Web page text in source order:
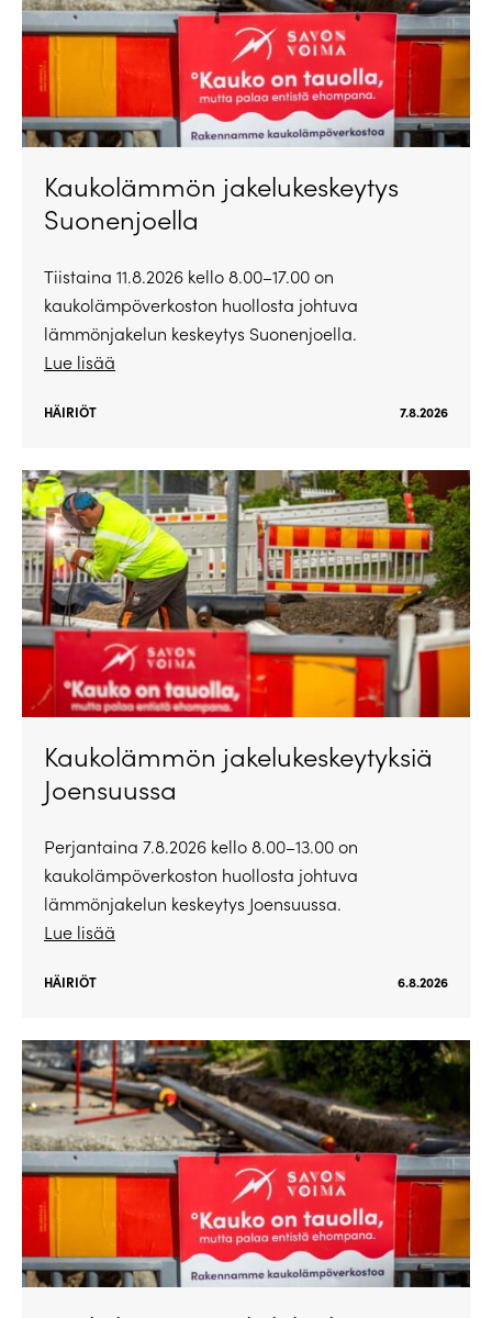
Kaukolämmön jakelukeskeytys
Suonenjoella
Tiistaina 11.8.2026 kello 8.00–17.00 on
kaukolämpöverkoston huollosta johtuva
lämmönjakelun keskeytys Suonenjoella.
Lue lisää
HÄIRIÖT 7.8.2026
Kaukolämmön jakelukeskeytyksiä
Joensuussa
Perjantaina 7.8.2026 kello 8.00–13.00 on
kaukolämpöverkoston huollosta johtuva
lämmönjakelun keskeytys Joensuussa.
Lue lisää
HÄIRIÖT 6.8.2026